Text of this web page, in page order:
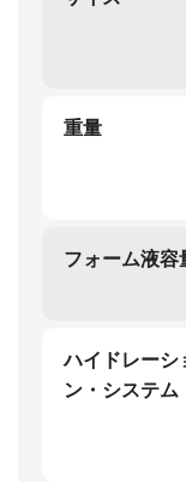
重量
フォーム液容
ハイドレーシ
ン・システム